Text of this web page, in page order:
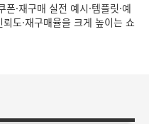
·재구매 실전 예시·템플릿·예
도·재구매율을 크게 높이는 쇼